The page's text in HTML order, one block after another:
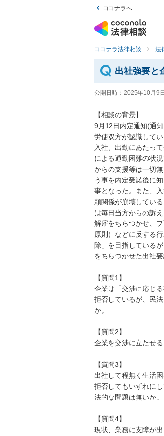
ココナラへ
ココナラ法律相談 法
出社強要と
公開日時： 2025年10月9
【相談の背景】
9月12日内定通知(通
労使双方が認識して
入社、出勤にあたっ
による通勤困難の状
からの支援等は一切
う事を内定受諾後に
事となった。また、
頼関係が崩壊してい
は毎日当方からの訴
解雇をちらつかせ、
原則）などに反する
除」を目指している
をちらつかせた出社
【質問1】
企業は「交渉に応じ
拒否しているが、民
か。
【質問2】
企業を交渉に立たせ
【質問3】
出社して程無く生活
拒否してもいずれに
法的な問題は無いか。
【質問4】
現状、業務に支障が